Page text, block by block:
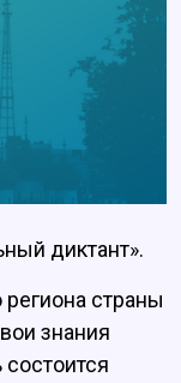
диктант».
страны
знания